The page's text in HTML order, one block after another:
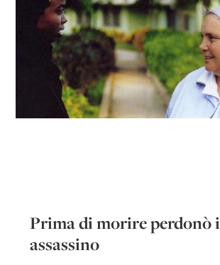
Prima di morire perdonò
assassino